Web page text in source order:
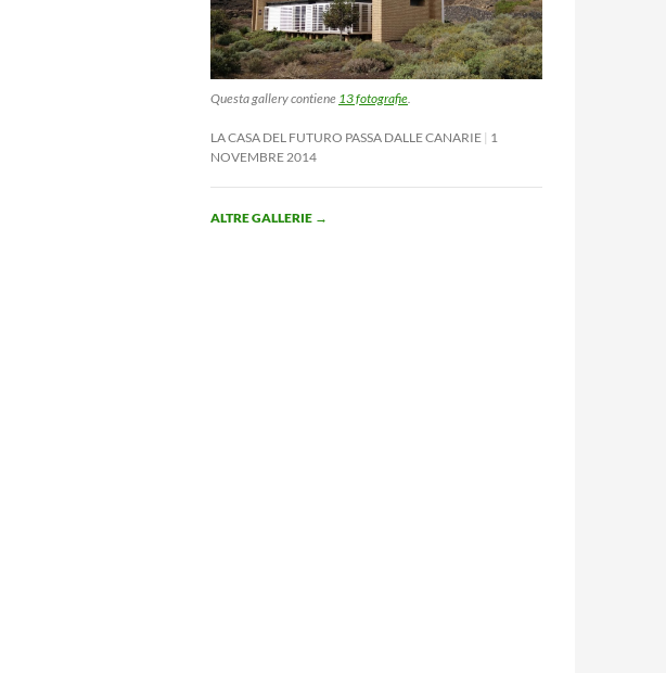
Questa gallery contiene 13 fotografie.
LA CASA DEL FUTURO PASSA DALLE CANARIE 1
NOVEMBRE 2014
ALTRE GALLERIE →